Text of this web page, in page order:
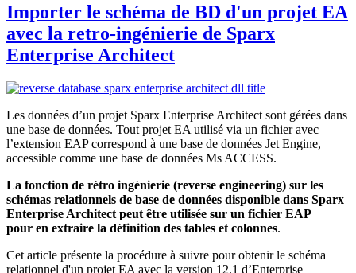
Importer le schéma de BD d'un projet EA
avec la retro-ingénierie de Sparx
Enterprise Architect
Les données d’un projet Sparx Enterprise Architect sont gérées dans
une base de données. Tout projet EA utilisé via un fichier avec
l’extension EAP correspond à une base de données Jet Engine,
accessible comme une base de données Ms ACCESS.
La fonction de rétro ingénierie (reverse engineering) sur les
schémas relationnels de base de données disponible dans Sparx
Enterprise Architect peut être utilisée sur un fichier EAP
pour en extraire la définition des tables et colonnes.
Cet article présente la procédure à suivre pour obtenir le schéma
relationnel d'un projet EA avec la version 12.1 d’Enterprise